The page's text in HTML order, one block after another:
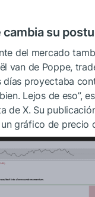
cambia su
del mercado
van de Poppe,
días proyectaba
Lejos de eso”,
de X. Su
gráfico de precio